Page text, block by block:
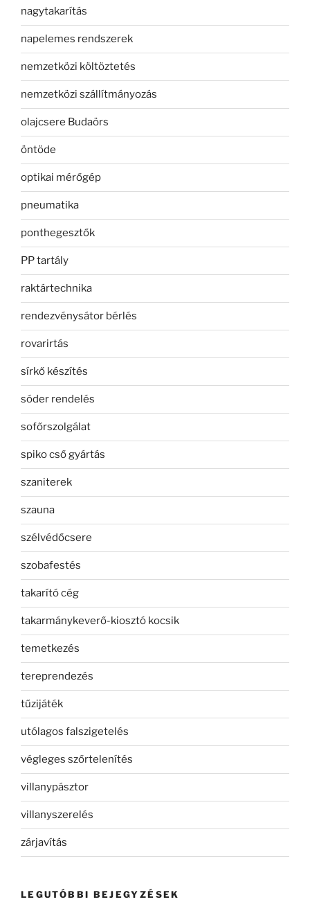
nagytakarítás
napelemes rendszerek
nemzetközi költöztetés
nemzetközi szállítmányozás
olajcsere Budaörs
öntöde
optikai mérőgép
pneumatika
ponthegesztők
PP tartály
raktártechnika
rendezvénysátor bérlés
rovarirtás
sírkő készítés
sóder rendelés
sofőrszolgálat
spiko cső gyártás
szaniterek
szauna
szélvédőcsere
szobafestés
takarító cég
takarmánykeverő-kiosztó kocsik
temetkezés
tereprendezés
tűzijáték
utólagos falszigetelés
végleges szőrtelenítés
villanypásztor
villanyszerelés
zárjavítás
LEGUTÓBBI BEJEGYZÉSEK